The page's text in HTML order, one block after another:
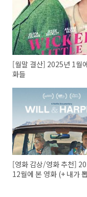
[월말 결산] 2025년 1월
화들
[영화 감상/영화 추천]
12월에 본 영화 (+ 내가